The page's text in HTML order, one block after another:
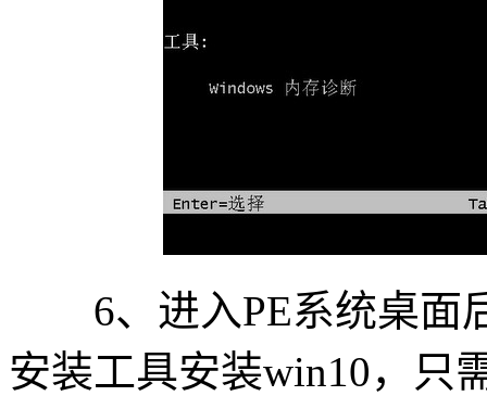
6、进入PE系统桌面
安装工具安装win10，只